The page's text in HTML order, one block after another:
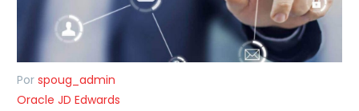
Por spoug_admin
Oracle JD Edwards